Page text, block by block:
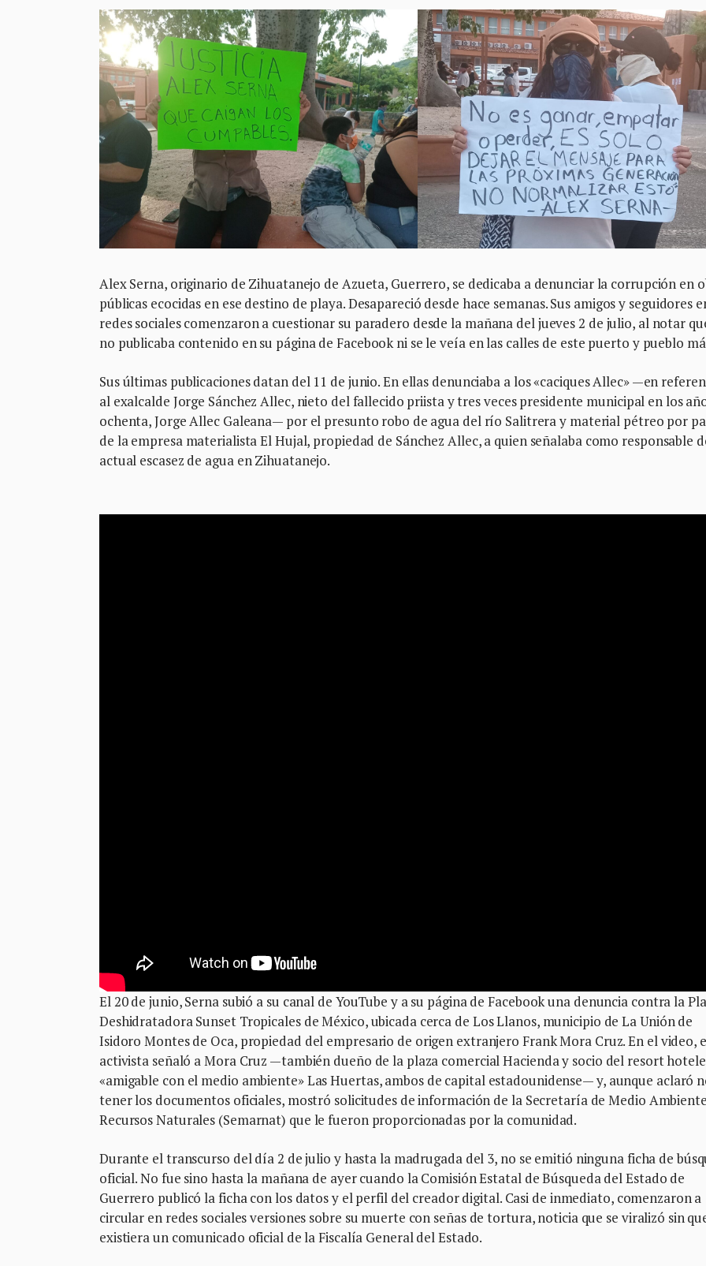
Alex Serna, originario de Zihuatanejo de Azueta, Guerrero, se dedicaba a denunciar la corrupción en
públicas ecocidas en ese destino de playa. Desapareció desde hace semanas. Sus amigos y seguidores
redes sociales comenzaron a cuestionar su paradero desde la mañana del jueves 2 de julio, al notar
no publicaba contenido en su página de Facebook ni se le veía en las calles de este puerto y pueblo
Sus últimas publicaciones datan del 11 de junio. En ellas denunciaba a los «caciques Allec» —en
al exalcalde Jorge Sánchez Allec, nieto del fallecido priista y tres veces presidente municipal en los
ochenta, Jorge Allec Galeana— por el presunto robo de agua del río Salitrera y material pétreo por
de la empresa materialista El Hujal, propiedad de Sánchez Allec, a quien señalaba como responsable
actual escasez de agua en Zihuatanejo.
El 20 de junio, Serna subió a su canal de YouTube y a su página de Facebook una denuncia contra la
Deshidratadora Sunset Tropicales de México, ubicada cerca de Los Llanos, municipio de La Unión de
Isidoro Montes de Oca, propiedad del empresario de origen extranjero Frank Mora Cruz. En el video,
activista señaló a Mora Cruz —también dueño de la plaza comercial Hacienda y socio del resort
«amigable con el medio ambiente» Las Huertas, ambos de capital estadounidense— y, aunque aclaró
tener los documentos oficiales, mostró solicitudes de información de la Secretaría de Medio
Recursos Naturales (Semarnat) que le fueron proporcionadas por la comunidad.
Durante el transcurso del día 2 de julio y hasta la madrugada del 3, no se emitió ninguna ficha de
oficial. No fue sino hasta la mañana de ayer cuando la Comisión Estatal de Búsqueda del Estado de
Guerrero publicó la ficha con los datos y el perfil del creador digital. Casi de inmediato, comenzaron a
circular en redes sociales versiones sobre su muerte con señas de tortura, noticia que se viralizó sin
existiera un comunicado oficial de la Fiscalía General del Estado.